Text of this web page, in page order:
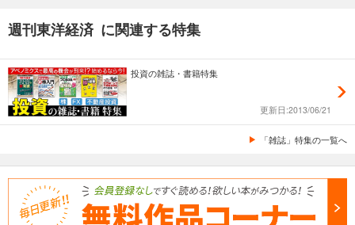
880 円 (税込)
あらすじを表示する
週刊東洋経済 2025/11/15号
試し読み
あらすじを表示する
週刊東洋経済 に関連する特集
投資の雑誌・書籍特集
更新日:2013/06/21
「雑誌」特集の一覧へ